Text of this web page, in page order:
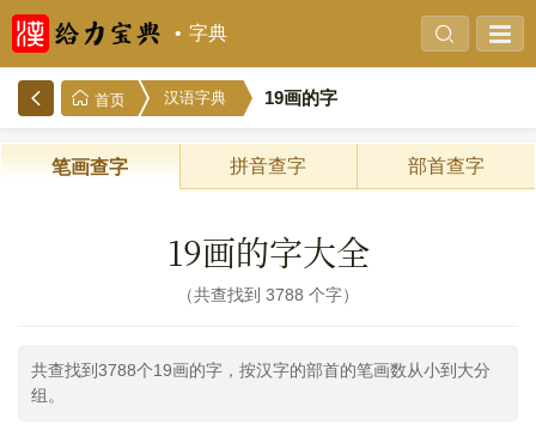
字典
首页 汉语字典 19画的字
笔画查字 拼音查字 部首查字
19画的字大全
共查找到 3788 个字
共查找到3788个19画的字，按汉字的部首的笔画数从小到大分
组。